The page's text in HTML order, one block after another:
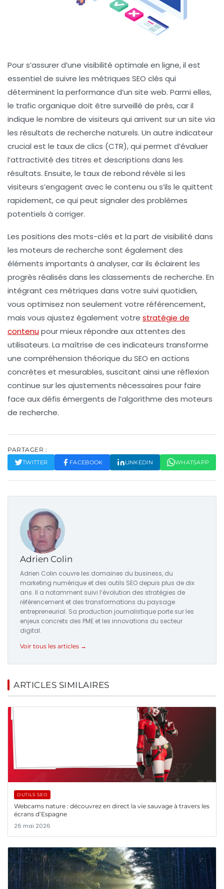
Pour s’assurer d’une visibilité optimale en ligne, il est
essentiel de suivre les métriques SEO clés qui
déterminent la performance d’un site web. Parmi elles,
le trafic organique doit être surveillé de près, car il
indique le nombre de visiteurs qui arrivent sur un site via
les résultats de recherche naturels. Un autre indicateur
crucial est le taux de clics (CTR), qui permet d’évaluer
l’attractivité des titres et descriptions dans les
résultats. Ensuite, le taux de rebond révèle si les
visiteurs s’engagent avec le contenu ou s’ils le quittent
rapidement, ce qui peut signaler des problèmes
potentiels à corriger.
Les positions des mots-clés et la part de visibilité dans
les moteurs de recherche sont également des
éléments importants à analyser, car ils éclairent les
progrès réalisés dans les classements de recherche. En
intégrant ces métriques dans votre suivi quotidien,
vous optimisez non seulement votre référencement,
mais vous ajustez également votre stratégie de
contenupour mieux répondre aux attentes des
utilisateurs. La maîtrise de ces indicateurs transforme
une compréhension théorique du SEO en actions
concrètes et mesurables, suscitant ainsi une réflexion
continue sur les ajustements nécessaires pour faire
face aux défis émergents de l’algorithme des moteurs
de recherche.
PARTAGER :
TWITTER FACEBOOK LINKEDIN WHATSAPP
Adrien Colin
Adrien Colin couvre les domaines du business, du
marketing numérique et des outils SEO depuis plus de dix
ans. Il a notamment suivi l’évolution des stratégies de
référencement et des transformations du paysage
entrepreneurial. Sa production journalistique porte sur les
enjeux concrets des PME et les innovations du secteur
digital.
Voir tous les articles →
ARTICLES SIMILAIRES
OUTILS SEO
Webcams nature : découvrez en direct la vie sauvage à travers les
écrans d’Espagne
26 mai 2026